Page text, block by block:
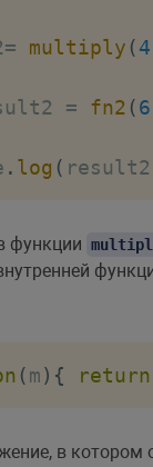
= multiply (4
= fn2 (6
. log ( result2
функции
(m) { return
в котором